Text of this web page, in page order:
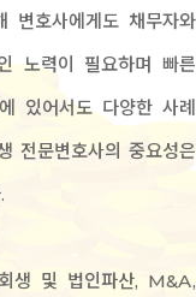
변호사에게도 채무자와
노력이 필요하며 빠른
있어서도 다양한 사례
전문변호사의 중요성은
회생 및 법인파산, M&A,